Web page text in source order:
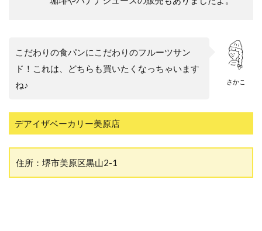
さかこ
こだわりの食パンにこだわりのフルーツサン
ド！これは、どちらも買いたくなっちゃいます
ね♪
デアイザベーカリー美原店
住所：堺市美原区黒山2-1